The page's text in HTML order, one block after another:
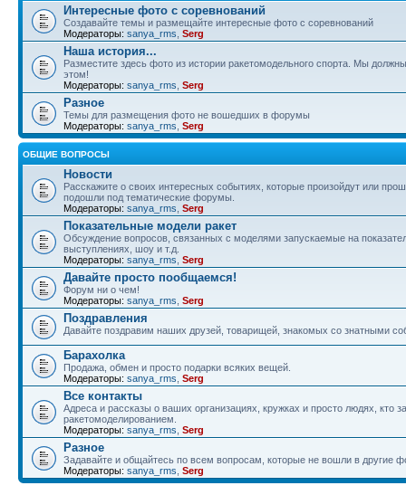
Интересные фото с соревнований
Создавайте темы и размещайте интересные фото с соревнований
Модераторы: sanya_rms Serg
Наша история...
Разместите здесь фото из истории ракетомодельного спорта. Мы
этом!
Модераторы: sanya_rms Serg
Разное
Темы для размещения фото не вошедших в форумы
Модераторы: sanya_rms Serg
ОБЩИЕ ВОПРОСЫ
Новости
Расскажите о своих интересных событиях, которые произойдут или
подошли под тематические форумы.
Модераторы: sanya_rms Serg
Показательные модели ракет
Обсуждение вопросов, связанных с моделями запускаемые на
выступлениях, шоу и т.д.
Модераторы: sanya_rms Serg
Давайте просто пообщаемся!
Форум ни о чем!
Модераторы: sanya_rms Serg
Поздравления
Давайте поздравим наших друзей, товарищей, знакомых со знатными
Барахолка
Продажа, обмен и просто подарки всяких вещей.
Модераторы: sanya_rms Serg
Все контакты
Адреса и рассказы о ваших организациях, кружках и просто людях, кто
ракетомоделированием.
Модераторы: sanya_rms Serg
Разное
Задавайте и общайтесь по всем вопросам, которые не вошли в другие
Модераторы: sanya_rms Serg